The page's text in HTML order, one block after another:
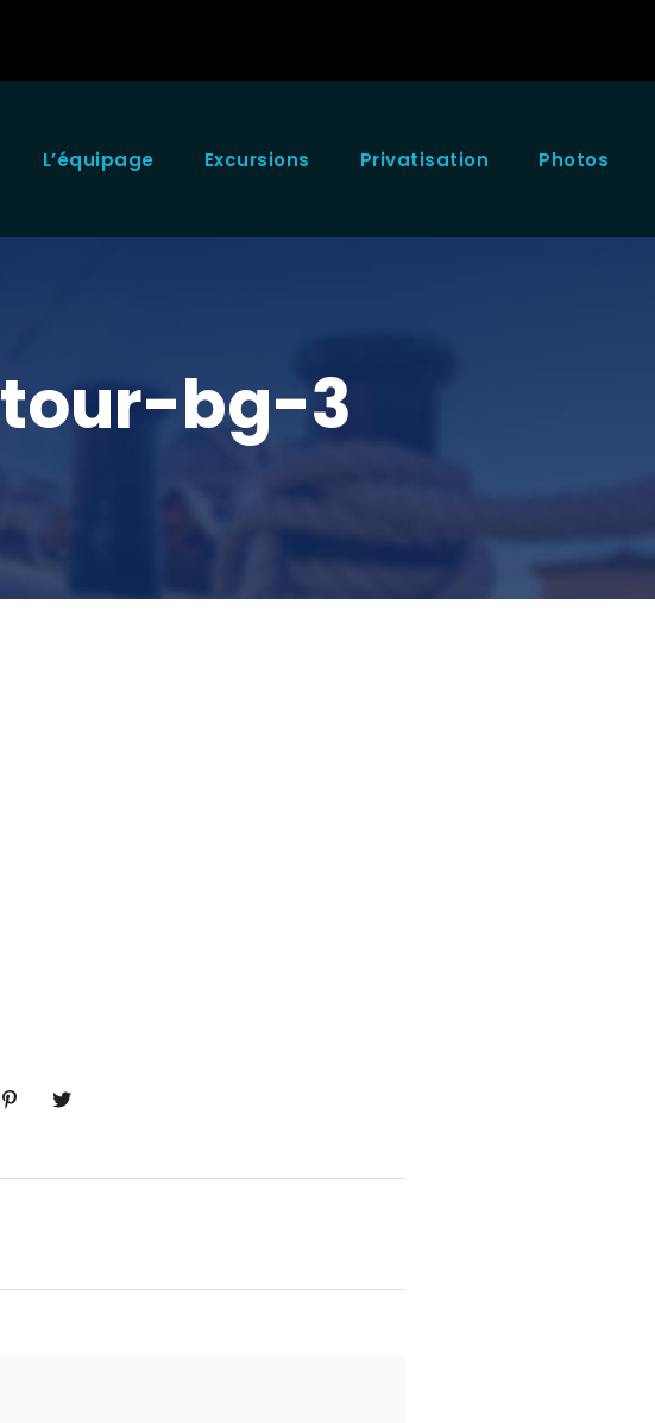
L’équipage Excursions Privatisation Photos
tour-bg-3